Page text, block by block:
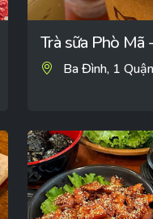
Trà sữa Phò Mã
Ba Đình, 1